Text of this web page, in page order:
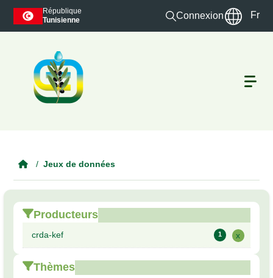
Skip to main content
République
Tunisienne
Connexion Fr
Jeux de données
Producteurs
crda-kef 1 x
Thèmes